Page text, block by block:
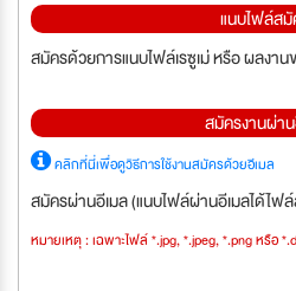
แนบไฟล์ส
สมัครด้วยการแนบไฟล์เรซูเม่ หรือ ผลงาน
สมัครงานผ่า
คลิกที่นี่เพื่อดูวิธีการใช้งานสมัครด้วยอีเมล
สมัครผ่านอีเมล (แนบไฟล์ผ่านอีเมลได้ไฟ
หมายเหตุ : เฉพาะไฟล์ *.jpg, *.jpeg, *.png หรือ